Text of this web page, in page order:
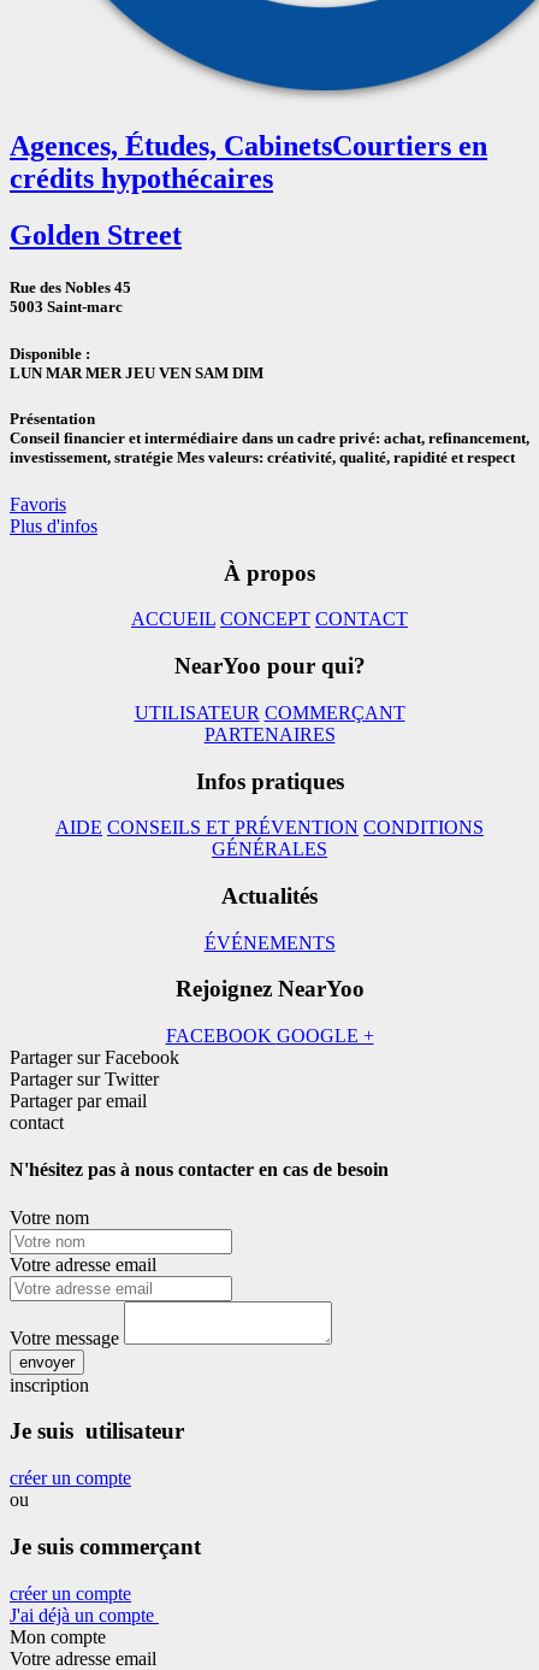
Agences, Études, CabinetsCourtiers en
crédits hypothécaires
Golden Street
Rue des Nobles 45
5003 Saint-marc
Disponible :
LUN MAR MER JEU VEN SAM DIM
Présentation
Conseil financier et intermédiaire dans un cadre privé: achat, refinancement,
investissement, stratégie Mes valeurs: créativité, qualité, rapidité et respect
Favoris
Plus d'infos
À propos
ACCUEIL CONCEPT CONTACT
NearYoo pour qui?
UTILISATEUR COMMERÇANT
PARTENAIRES
Infos pratiques
AIDE CONSEILS ET PRÉVENTION CONDITIONS
GÉNÉRALES
Actualités
ÉVÉNEMENTS
Rejoignez NearYoo
FACEBOOK GOOGLE +
Partager sur Facebook
Partager sur Twitter
Partager par email
contact
N'hésitez pas à nous contacter en cas de besoin
Votre nom
Votre adresse email
Votre message
envoyer
inscription
Je suis utilisateur
créer un compte
ou
Je suis commerçant
créer un compte
J'ai déjà un compte
Mon compte
Votre adresse email